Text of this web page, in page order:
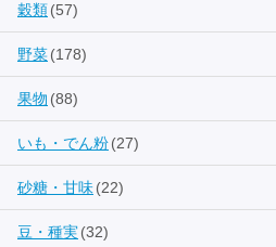
穀類(57)
野菜(178)
果物 (88)
いも・でん粉(27)
砂糖・甘味(22)
豆・種実(32)